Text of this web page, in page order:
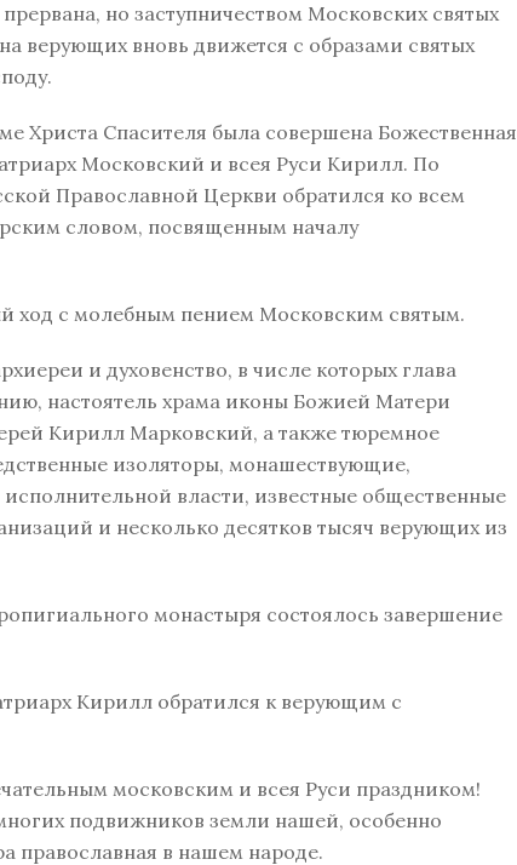
но заступничеством Московских святых
верующих вновь движется с образами святых
Христа Спасителя была совершена Божественная
Московский и всея Руси Кирилл. По
Православной Церкви обратился ко всем
словом, посвященным началу
ход с молебным пением Московским святым.
и духовенство, в числе которых глава
настоятель храма иконы Божией Матери
Кирилл Марковский, а также тюремное
изоляторы, монашествующие,
власти, известные общественные
и несколько десятков тысяч верующих из
монастыря состоялось завершение
Кирилл обратился к верующим с
московским и всея Руси праздником!
подвижников земли нашей, особенно
православная в нашем народе.